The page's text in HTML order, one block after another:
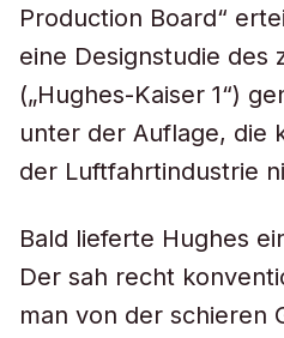
Production Board“
eine Designstudie des
(„Hughes-Kaiser 1“)
unter der Auflage, die
der Luftfahrtindustrie
Bald lieferte Hughes
Der sah recht
man von der schieren